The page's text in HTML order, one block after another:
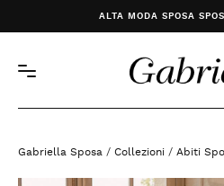
ALTA MODA SPOSA
Gabriella Sposa / Collezioni / Abiti